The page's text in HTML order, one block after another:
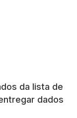
da lista de
dados